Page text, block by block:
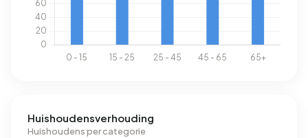
Huishoudensverhouding
Huishoudens per categorie